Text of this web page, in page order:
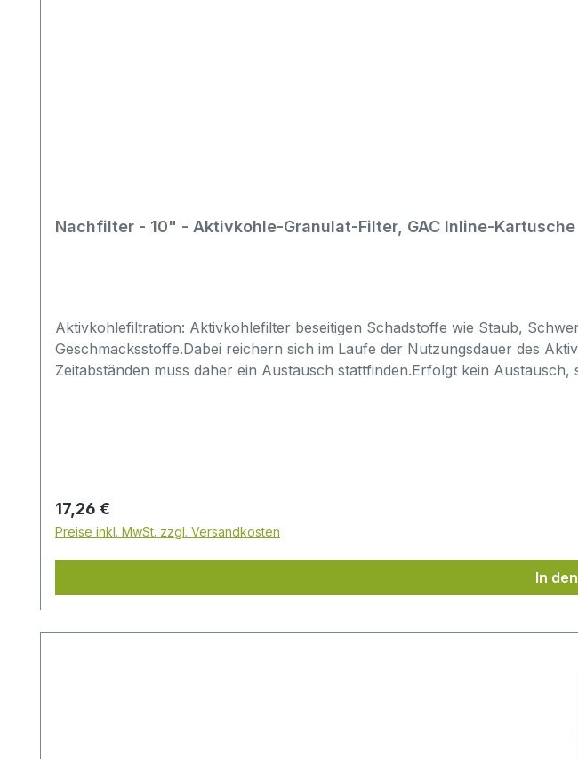
KompatibilitätDieses Ersatzfilterset ist für viele standardnahe 5-Stufen-
Nachfilter - 10" - Aktivkohle-Granulat-Filter, GAC Inline-Kartusche
Aktivkohlefiltration: Aktivkohlefilter beseitigen Schadstoffe wie Staub,
Geschmacksstoffe.Dabei reichern sich im Laufe der Nutzungsdauer des
Zeitabständen muss daher ein Austausch stattfinden.Erfolgt kein
Regulärer Preis:
17,26 €
Preise inkl. MwSt. zzgl. Versandkosten
In